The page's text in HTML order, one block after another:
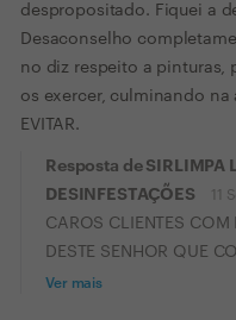
despropositado. Fiquei a
Desaconselho
no diz respeito a pinturas,
os exercer, culminando
EVITAR.
Resposta de SIRLIMPA
DESINFESTAÇÕES
11
CAROS CLIENTES COM
DESTE SENHOR QUE
Ver mais